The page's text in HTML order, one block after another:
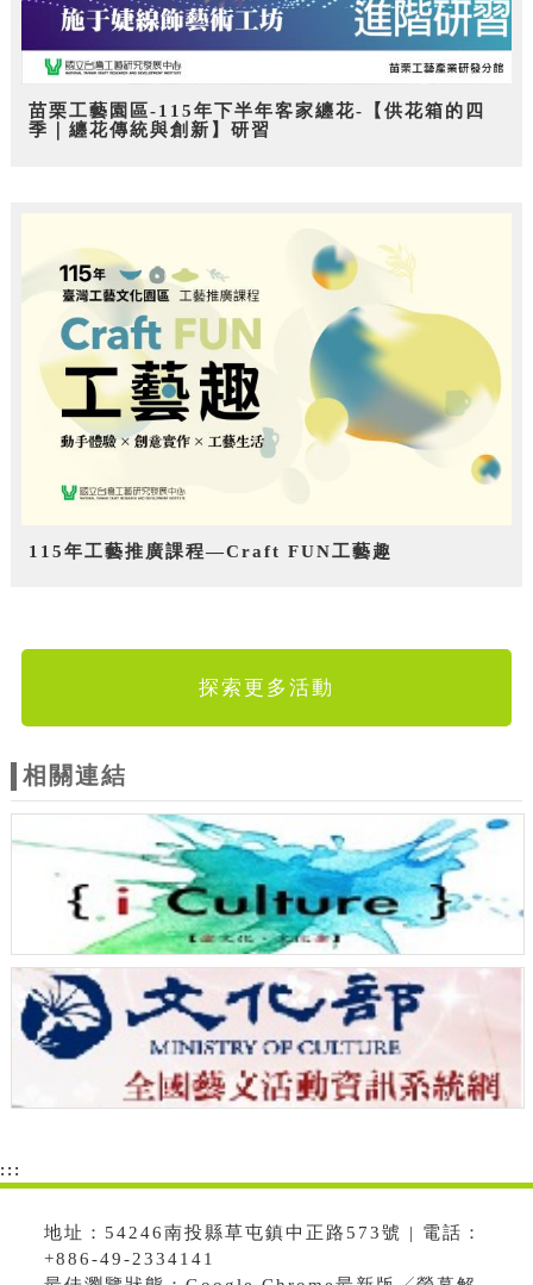
苗栗工藝園區-115年下半年客家纏花-【供花箱的四
季｜纏花傳統與創新】研習
115年工藝推廣課程—Craft FUN工藝趣
探索更多活動
相關連結
:::
地址：54246南投縣草屯鎮中正路573號 | 電話：
+886-49-2334141